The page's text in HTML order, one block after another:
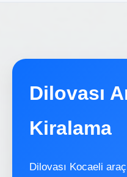
Dilovası
Kiralama
Dilovası Kocaeli